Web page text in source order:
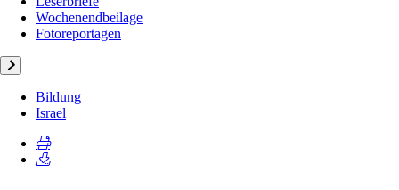
Wochenendbeilage
Fotoreportagen
Bildung
Israel